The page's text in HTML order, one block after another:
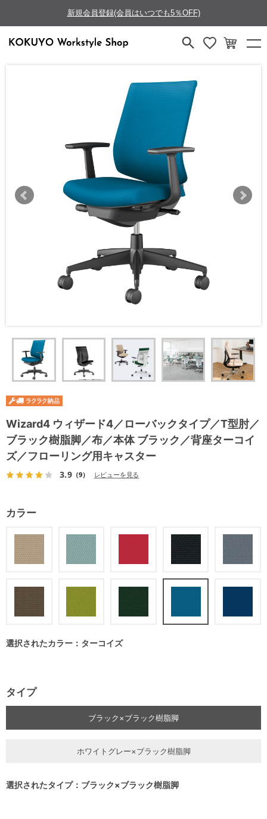
新規会員登録(会員はいつでも5％OFF)
Wizard4 ウィザード4／ローバックタイプ／T型肘／
ブラック樹脂脚／布／本体 ブラック／背座ターコイ
ズ／フローリング用キャスター
3.9（9） レビューを見る
カラー
選択されたカラー：ターコイズ
タイプ
ブラック×ブラック樹脂脚
ホワイトグレー×ブラック樹脂脚
選択されたタイプ：ブラック×ブラック樹脂脚